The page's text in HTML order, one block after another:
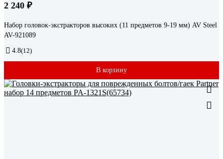
2 240 ₽
Набор головок-экстракторов высоких (11 предметов 9-19 мм) AV Steel
AV-921089
4.8(12)
В корзину